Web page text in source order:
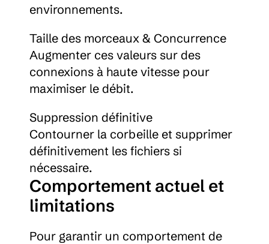
environnements.
Taille des morceaux & Concurrence
Augmenter ces valeurs sur des
connexions à haute vitesse pour
maximiser le débit.
Suppression définitive
Contourner la corbeille et supprimer
définitivement les fichiers si
nécessaire.
Comportement actuel et
limitations
Pour garantir un comportement de